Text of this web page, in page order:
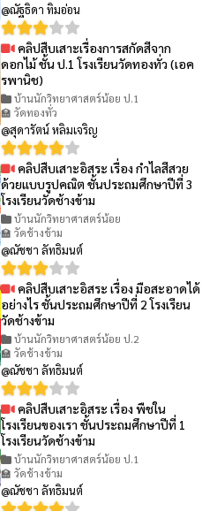
@ณัฐธิดา ทิมอ่อน
คลิปสืบเสาะเรื่องการสกัดสีจาก
ดอกไม้ ชั้น ป.1 โรงเรียนวัดทองทั่ว (เอค
รพานิช)
บ้านนักวิทยาศาสตร์น้อย ป.1
🏫 วัดทองทั่ว
@สุดารัตน์ หลิมเจริญ
คลิปสืบเสาะอิสระ เรื่อง กำไลสีสวย
ด้วยแบบรูปคณิต ชั้นประถมศึกษาปีที่ 3
โรงเรียนวัดช้างข้าม
บ้านนักวิทยาศาสตร์น้อย
🏫 วัดช้างข้าม
@ณัชชา ลัทธิมนต์
คลิปสืบเสาะอิสระ เรื่อง มือสะอาดได้
อย่างไร ชั้นประถมศึกษาปีที่ 2 โรงเรียน
วัดช้างข้าม
บ้านนักวิทยาศาสตร์น้อย ป.2
🏫 วัดช้างข้าม
@ณัชชา ลัทธิมนต์
คลิปสืบเสาะอิสระ เรื่อง พืชใน
โรงเรียนของเรา ชั้นประถมศึกษาปีที่ 1
โรงเรียนวัดช้างข้าม
บ้านนักวิทยาศาสตร์น้อย ป.1
🏫 วัดช้างข้าม
@ณัชชา ลัทธิมนต์